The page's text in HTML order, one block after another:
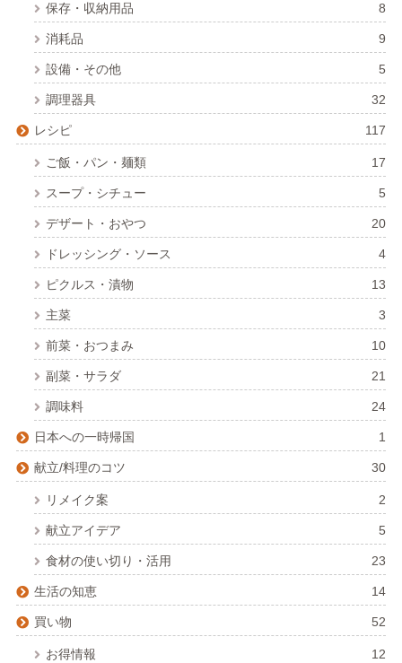
保存・収納用品 8
消耗品 9
設備・その他 5
調理器具 32
レシピ 117
ご飯・パン・麺類 17
スープ・シチュー 5
デザート・おやつ 20
ドレッシング・ソース 4
ピクルス・漬物 13
主菜 3
前菜・おつまみ 10
副菜・サラダ 21
調味料 24
日本への一時帰国 1
献立/料理のコツ 30
リメイク案 2
献立アイデア 5
食材の使い切り・活用 23
生活の知恵 14
買い物 52
お得情報 12